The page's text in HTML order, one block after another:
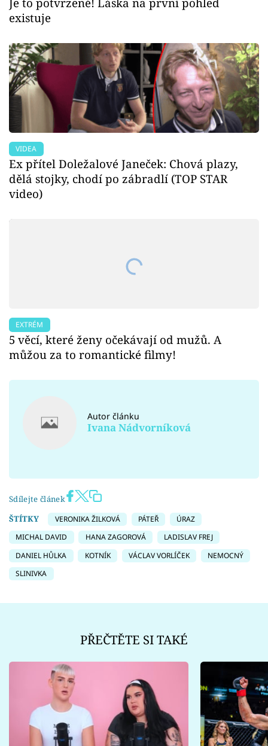
existuje
VIDEA
Ex přítel Doležalové Janeček: Chová plazy,
dělá stojky, chodí po zábradlí (TOP STAR
video)
EXTRÉM
5 věcí, které ženy očekávají od mužů. A
můžou za to romantické filmy!
Autor článku
Ivana Nádvorníková
Sdílejte článek
ŠTÍTKY
VERONIKA ŽILKOVÁ PÁTEŘ
ÚRAZ
MICHAL DAVID
HANA ZAGOROVÁ
LADISLAV FREJ
DANIEL HŮLKA
KOTNÍK VÁCLAV VORLÍČEK
NEMOCNÝ
SLINIVKA
PŘEČTĚTE SI TAKÉ